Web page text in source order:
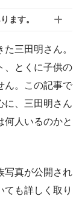
ます。
三田明さん。
、とくに子供の
ん。この記事で
に、三田明さん
何人いるのかと
写真が公開され
ても詳しく取り